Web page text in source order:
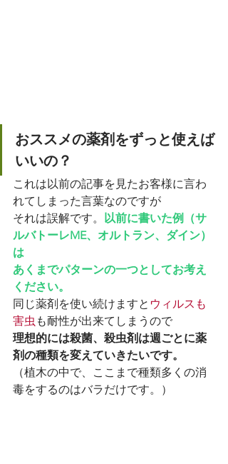
おススメの薬剤をずっと使えば
いいの？
これは以前の記事を見たお客様に言わ
れてしまった言葉なのですが
それは誤解です。 以前に書いた例（サ
ルバトーレME、オルトラン、ダイン）
は
あくまでパターンの一つとしてお考え
ください。
同じ薬剤を使い続けますと ウィルスも
害虫 も耐性が出来てしまうので
理想的には殺菌、殺虫剤は週ごとに薬
剤の種類を変えていきたいです。
（植木の中で、ここまで種類多くの消
毒をするのはバラだけです。）